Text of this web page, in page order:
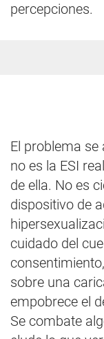
percepciones.
El problema
no es la ESI
de ella. No es
dispositivo de
cuidado del
sobre una
empobrece el
Se combate